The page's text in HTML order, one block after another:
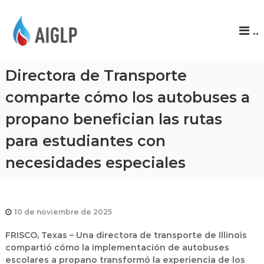
P
..
Directora de Transporte
comparte cómo los autobuses a
propano benefician las rutas
para estudiantes con
necesidades especiales
10 de noviembre de 2025
FRISCO, Texas – Una directora de transporte de Illinois
compartió cómo la implementación de autobuses
escolares a propano transformó la experiencia de los